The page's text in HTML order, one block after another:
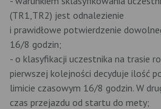
(TR1,TR2) jest odnalezienie
i prawidłowe potwierdzenie
16/8 godzin;
- o klasyfikacji uczestnika na trasie
pierwszej kolejności decyduje ilość
limicie czasowym 16/8 godzin. W
czas przejazdu od startu do mety;